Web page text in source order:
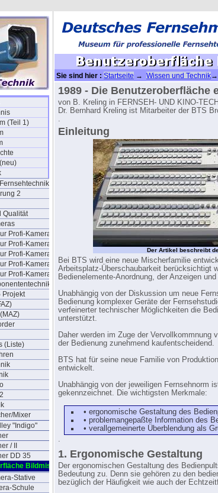
(Teil 1)
2
Qualität
Profi-Kamera I
Profi-Kamera Ia
Profi-Kamera II
Profi-Kamera III
Profi-Kamera IV
Projekt
(Liste)
Mixer
"Indigo"
/ II
DD 35
Bildmischer
Stative
Schule
Sie sind hier : Startseite → Wissen und Technik→
1989 - Die Benutzeroberfläche
von B. Kreling in FERNSEH- UND KINO-
Dr. Bernhard Kreling ist Mitarbeiter der BTS
.
Einleitung
Der Artikel beschreibt
Bei BTS wird eine neue Mischerfamilie
Arbeitsplatz-Überschaubarkeit berücksichtigt
Bedienelemente-Anordnung, der Anzeigen
Unabhängig von der Diskussion um neue
Bedienung komplexer Geräte der
verfeinerter technischer Möglichkeiten die
unterstützt.
Daher werden im Zuge der
der Bedienung zunehmend kaufentscheidend.
BTS hat für seine neue Familie von
entwickelt.
Unabhängig von der jeweiligen Fernsehnorm
gekennzeichnet. Die wichtigsten Merkmale:
• ergonomische Gestaltung des
• problemangepaßte Information des
• verallgemeinerte Überblendung als
.
1. Ergonomische Gestaltung
Der ergonomischen Gestaltung des
Bedeutung zu. Denn sie gehören zu den
bezüglich der Häufigkeit wie auch der